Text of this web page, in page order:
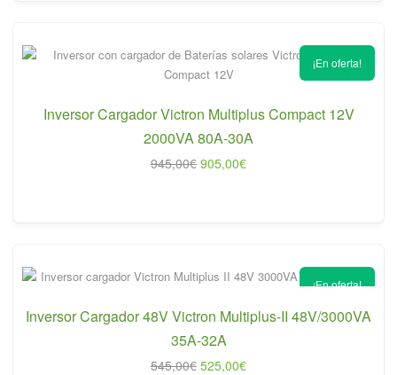
¡En oferta!
Inversor Cargador Victron Multiplus Compact 12V
2000VA 80A-30A
945,00€ El
905,00€El
¡En oferta!
Inversor Cargador 48V Victron Multiplus-II 48V/3000VA
35A-32A
545,00€ El
525,00€El